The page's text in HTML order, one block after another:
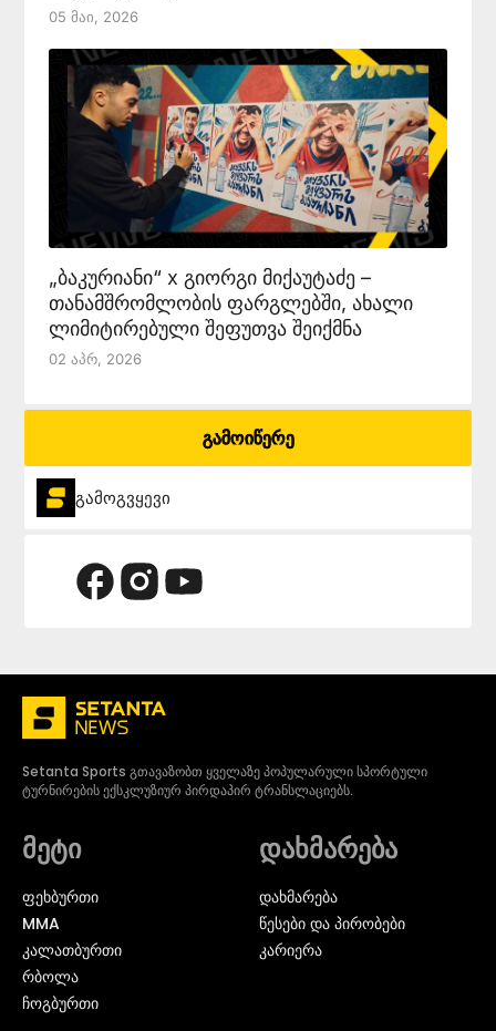
05 Მაი, 2026
„ბაკურიანი“ x გიორგი მიქაუტაძე –
თანამშრომლობის ფარგლებში, ახალი
ლიმიტირებული შეფუთვა შეიქმნა
02 Აპრ, 2026
გამოიწერე
გამოგვყევი
Setanta Sports გთავაზობთ ყველაზე პოპულარული სპორტული
ტურნირების ექსკლუზიურ პირდაპირ ტრანსლაციებს.
მეტი
ᲤᲔᲮᲑᲣᲠᲗᲘ
MMA
ᲙᲐᲚᲐᲗᲑᲣᲠᲗᲘ
ᲠᲑᲝᲚᲐ
ᲩᲝᲒᲑᲣᲠᲗᲘ
დახმარება
დახმარება
წესები და პირობები
კარიერა